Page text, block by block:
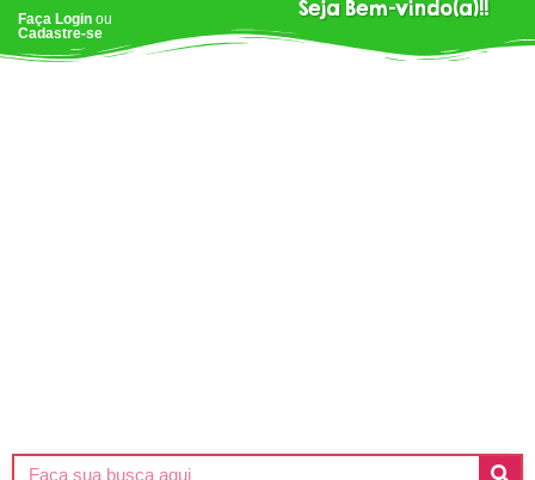
Faça Login ou
Cadastre-se
Seja Bem-vindo(a)!!